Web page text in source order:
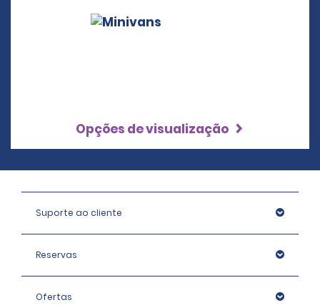
Opções de visualização
Suporte ao cliente
Reservas
Ofertas